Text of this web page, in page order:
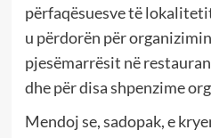
përfaqësuesve të
u përdorën për
pjesëmarrësit në
dhe për disa shpenzime
Mendoj se, sadopak, e